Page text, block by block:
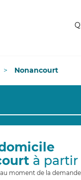
Nonancourt
à partir
moment de la demande